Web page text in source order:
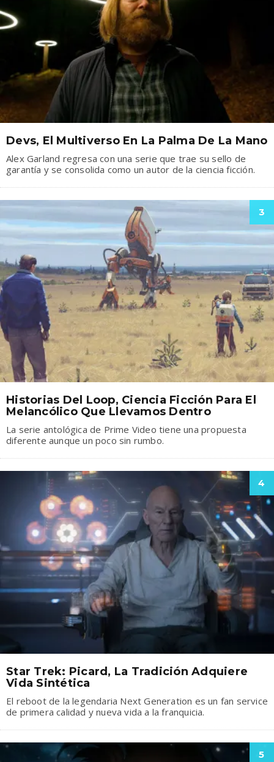
Devs, El Multiverso En La Palma De La Mano
Alex Garland regresa con una serie que trae su sello de
garantía y se consolida como un autor de la ciencia ficción.
3
Historias Del Loop, Ciencia Ficción Para El
Melancólico Que Llevamos Dentro
La serie antológica de Prime Video tiene una propuesta
diferente aunque un poco sin rumbo.
4
Star Trek: Picard, La Tradición Adquiere
Vida Sintética
El reboot de la legendaria Next Generation es un fan service
de primera calidad y nueva vida a la franquicia.
5